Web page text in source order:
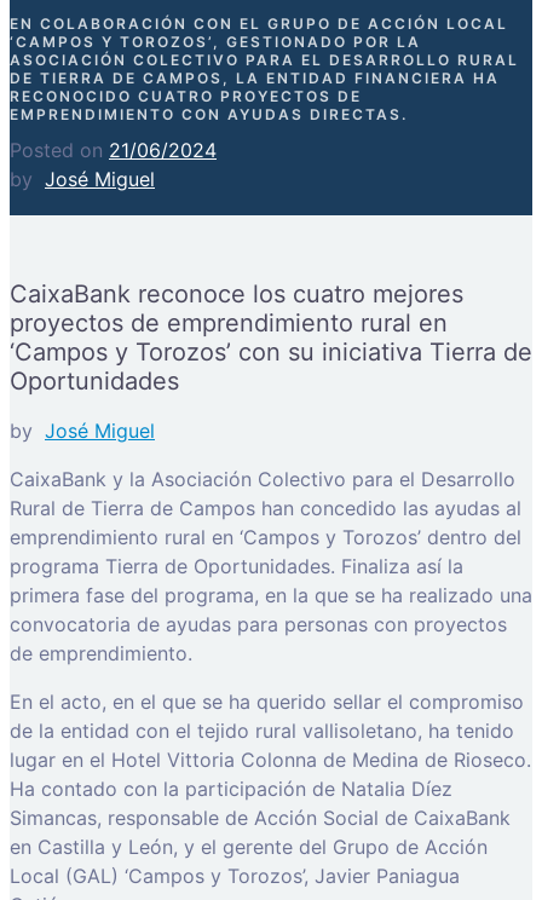
EN COLABORACIÓN CON EL GRUPO DE ACCIÓN LOCAL
‘CAMPOS Y TOROZOS’, GESTIONADO POR LA
ASOCIACIÓN COLECTIVO PARA EL DESARROLLO RURAL
DE TIERRA DE CAMPOS, LA ENTIDAD FINANCIERA HA
RECONOCIDO CUATRO PROYECTOS DE
EMPRENDIMIENTO CON AYUDAS DIRECTAS.
Posted on 21/06/2024
by José Miguel
CaixaBank reconoce los cuatro mejores
proyectos de emprendimiento rural en
‘Campos y Torozos’ con su iniciativa Tierra de
Oportunidades
by José Miguel
CaixaBank y la Asociación Colectivo para el Desarrollo
Rural de Tierra de Campos han concedido las ayudas al
emprendimiento rural en ‘Campos y Torozos’ dentro del
programa Tierra de Oportunidades. Finaliza así la
primera fase del programa, en la que se ha realizado una
convocatoria de ayudas para personas con proyectos
de emprendimiento.
En el acto, en el que se ha querido sellar el compromiso
de la entidad con el tejido rural vallisoletano, ha tenido
lugar en el Hotel Vittoria Colonna de Medina de Rioseco.
Ha contado con la participación de Natalia Díez
Simancas, responsable de Acción Social de CaixaBank
en Castilla y León, y el gerente del Grupo de Acción
Local (GAL) ‘Campos y Torozos’, Javier Paniagua